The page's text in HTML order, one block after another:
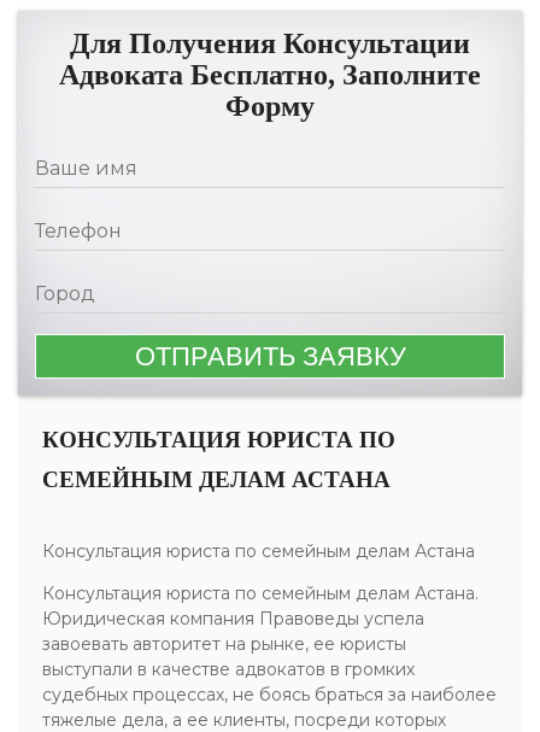
Для Получения Консультации
Адвоката Бесплатно, Заполните
Форму
КОНСУЛЬТАЦИЯ ЮРИСТА ПО
СЕМЕЙНЫМ ДЕЛАМ АСТАНА
Консультация юриста по семейным делам Астана
Консультация юриста по семейным делам Астана.
Юридическая компания Правоведы успела
завоевать авторитет на рынке, ее юристы
выступали в качестве адвокатов в громких
судебных процессах, не боясь браться за наиболее
тяжелые дела, а ее клиенты, посреди которых